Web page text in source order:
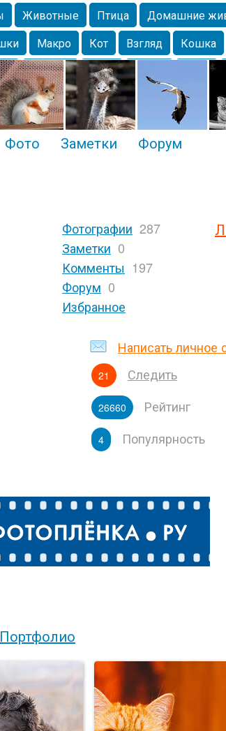
Животные Птица Домашние
Макро Кот Взгляд Кошка
Москва Парк Белка
Утки Николаев Насекомое
Фото Заметки Форум
Фотографии 287
Заметки 0
Комменты 197
Форум 0
Избранное
Написать личное
21 Следить
26660 Рейтинг
4 Популярность
Портфолио